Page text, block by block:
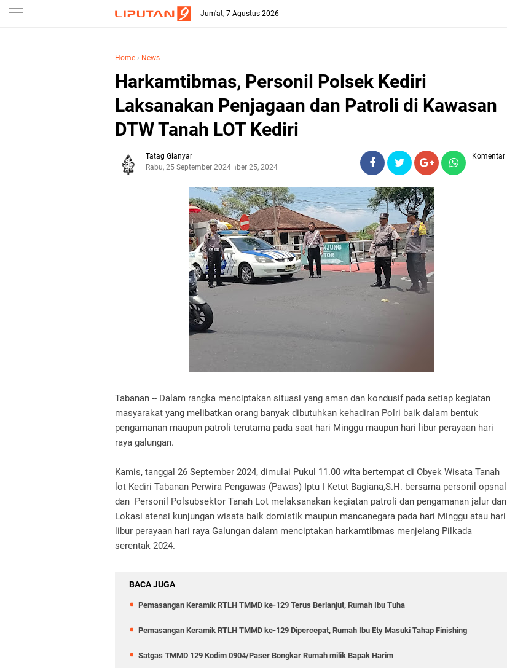
Jum'at, 7 Agustus 2026
Home › News
Harkamtibmas, Personil Polsek Kediri
Laksanakan Penjagaan dan Patroli di Kawasan
DTW Tanah LOT Kediri
Tatag Gianyar
Rabu, 25 September 2024September 25, 2024
Komentar
Tabanan -- Dalam rangka menciptakan situasi yang aman dan kondusif pada setiap kegiatan
masyarakat yang melibatkan orang banyak dibutuhkan kehadiran Polri baik dalam bentuk
pengamanan maupun patroli terutama pada saat hari Minggu maupun hari libur perayaan hari
raya galungan.
Kamis, tanggal 26 September 2024, dimulai Pukul 11.00 wita bertempat di Obyek Wisata Tanah
lot Kediri Tabanan Perwira Pengawas (Pawas) Iptu I Ketut Bagiana,S.H. bersama personil opsnal
dan Personil Polsubsektor Tanah Lot melaksanakan kegiatan patroli dan pengamanan jalur dan
Lokasi atensi kunjungan wisata baik domistik maupun mancanegara pada hari Minggu atau hari
libur perayaan hari raya Galungan dalam menciptakan harkamtibmas menjelang Pilkada
serentak 2024.
BACA JUGA
Pemasangan Keramik RTLH TMMD ke-129 Terus Berlanjut, Rumah Ibu Tuha
Pemasangan Keramik RTLH TMMD ke-129 Dipercepat, Rumah Ibu Ety Masuki Tahap Finishing
Satgas TMMD 129 Kodim 0904/Paser Bongkar Rumah milik Bapak Harim